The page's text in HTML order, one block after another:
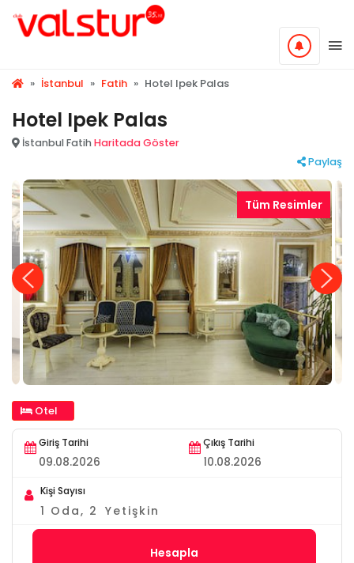
» İstanbul » Fatih » Hotel Ipek Palas
Hotel Ipek Palas
İstanbul Fatih Haritada Göster
Paylaş
Tüm Resimler
Otel
Giriş Tarihi Çıkış Tarihi
Kişi Sayısı
1 Oda, 2 Yetişkin
Hesapla